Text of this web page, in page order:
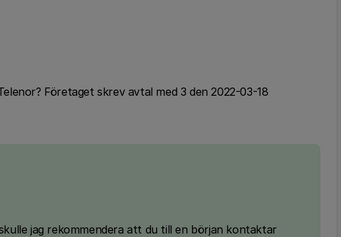
Företaget skrev avtal med 3 den 2022-03-18
jag rekommendera att du till en början kontaktar